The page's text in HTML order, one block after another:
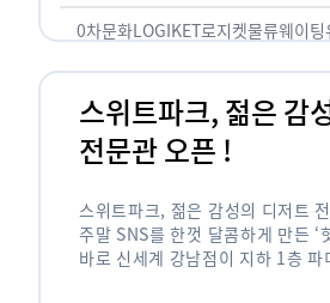
0차문화LOGIKET로지켓물류웨이팅
스위트파크, 젊은 감
전문관 오픈 !
스위트파크, 젊은 감성의 디저트
주말 SNS를 한껏 달콤하게 만든 ‘
바로 신세계 강남점이 지하 1층